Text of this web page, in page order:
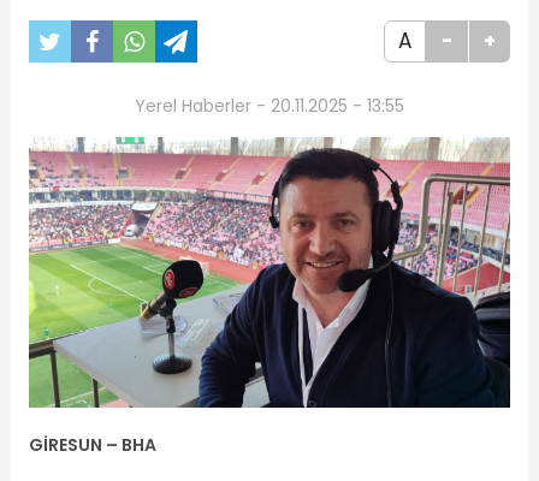
A - +
Yerel Haberler - 20.11.2025 - 13:55
GİRESUN – BHA